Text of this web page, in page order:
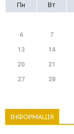
Пн
Вт
6 7
13 14
20 21
27 28
ІНФОРМАЦІЯ